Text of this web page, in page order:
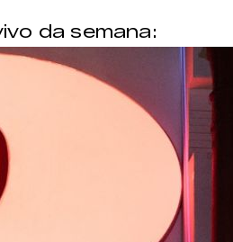
da semana: